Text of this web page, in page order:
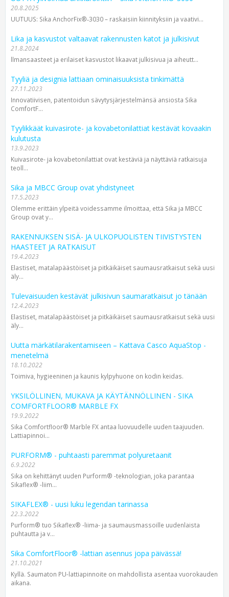
20.8.2025
UUTUUS: Sika AnchorFix®‑3030 – raskaisiin kiinnityksiin ja vaativi...
Lika ja kasvustot valtaavat rakennusten katot ja julkisivut
21.8.2024
llman­saasteet ja erilaiset kasvustot likaavat julki­sivua ja aiheutt...
Tyyliä ja designia lattiaan ominaisuuksista tinkimättä
27.11.2023
Innovatiivisen, patentoidun sävytys­järjestelmänsä ansiosta Sika
ComfortF...
Tyylikkäät kuivasirote- ja kovabetonilattiat kestävät kovaakin
kulutusta
13.9.2023
Kuivasirote- ja kovabetonilattiat ovat kestäviä ja näyttäviä ratkaisuja
teoll...
Sika ja MBCC Group ovat yhdistyneet
17.5.2023
Olemme erittäin ylpeitä voidessamme ilmoittaa, että Sika ja MBCC
Group ovat y...
RAKENNUKSEN SISÄ- JA ULKOPUOLISTEN TIIVISTYSTEN
HAASTEET JA RATKAISUT
19.4.2023
Elastiset, matalapäästöiset ja pitkäikäiset saumausratkaisut sekä uusi
äly...
Tulevaisuuden kestävät julkisivun saumaratkaisut jo tänään
12.4.2023
Elastiset, matalapäästöiset ja pitkäikäiset saumausratkaisut sekä uusi
äly...
Uutta märkätilarakentamiseen – Kattava Casco AquaStop -
menetelmä
18.10.2022
Toimiva, hygieeninen ja kaunis kylpyhuone on kodin keidas.
YKSILÖLLINEN, MUKAVA JA KÄYTÄNNÖLLINEN - SIKA
COMFORTFLOOR® MARBLE FX
19.9.2022
Sika Comfortfloor® Marble FX antaa luovuudelle uuden taajuuden.
Lattiapinnoi...
PURFORM® - puhtaasti paremmat polyuretaanit
6.9.2022
Sika on kehittänyt uuden Purform® -teknologian, joka parantaa
Sikaflex® -liim...
SIKAFLEX® - uusi luku legendan tarinassa
22.3.2022
Purform® tuo Sikaflex® -liima- ja saumausmassoille uudenlaista
puhtautta ja v...
Sika ComfortFloor® -lattian asennus jopa päivässä!
21.10.2021
Kyllä. Saumaton PU-lattiapinnoite on mahdollista asentaa vuorokauden
aikana.